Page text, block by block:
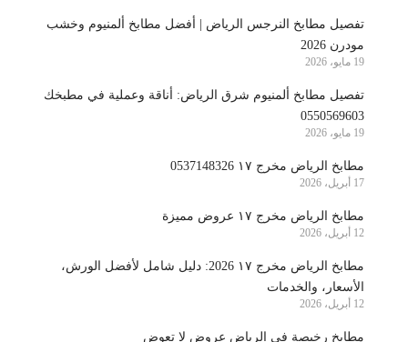
تفصيل مطابخ النرجس الرياض | أفضل مطابخ ألمنيوم وخشب
مودرن 2026
19 مايو، 2026
تفصيل مطابخ ألمنيوم شرق الرياض: أناقة وعملية في مطبخك
0550569603
19 مايو، 2026
مطابخ الرياض مخرج ١٧ 0537148326
17 أبريل، 2026
مطابخ الرياض مخرج ١٧ عروض مميزة
12 أبريل، 2026
مطابخ الرياض مخرج ١٧ 2026: دليل شامل لأفضل الورش،
الأسعار، والخدمات
12 أبريل، 2026
مطابخ رخيصة في الرياض عروض لا تعوض